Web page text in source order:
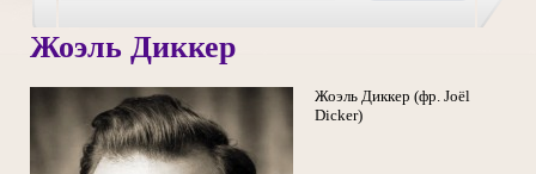
Жоэль Диккер
Жоэль Диккер (фр. Joël
Dicker)